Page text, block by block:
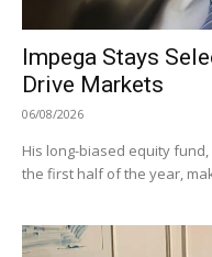
Impega Stays
Drive Markets
06/08/2026
His long-biased equity
the first half of the year,